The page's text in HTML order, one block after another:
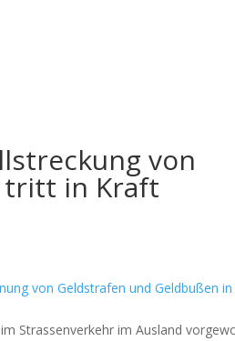
von
tritt in Kraft
von Geldstrafen und Geldbußen in
Strassenverkehr im Ausland